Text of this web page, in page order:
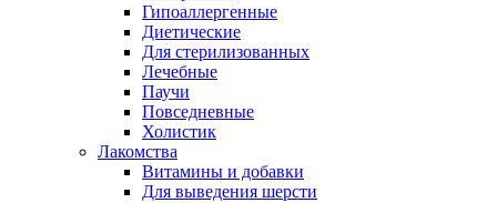
Гипоаллергенные
Диетические
Для стерилизованных
Лечебные
Паучи
Повседневные
Холистик
Лакомства
Витамины и добавки
Для выведения шерсти